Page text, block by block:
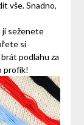
vše. Snadno,
jí seženete
si
podlahu za
profík!